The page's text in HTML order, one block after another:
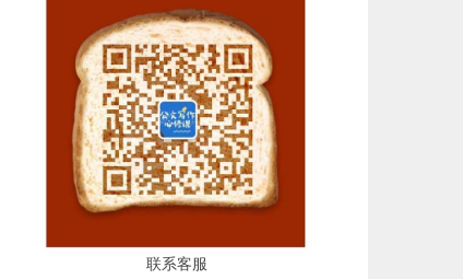
联系客服